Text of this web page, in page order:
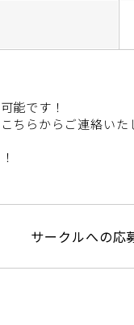
能です！
ちらからご連絡いた
サークルへの応